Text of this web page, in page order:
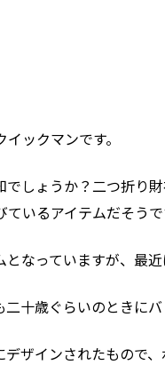
ックマンです。
でしょうか？二つ折り
ているアイテムだそう
となっていますが、最
十歳ぐらいのときに
ザインされたもので、